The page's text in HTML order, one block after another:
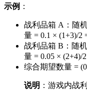
示例 ：
战利品箱 A：随
量 = 0.1 × (1+3)/2
战利品箱 B：随
量 = 0.05 × (2+4)/
综合期望数量 =
说明 ：游戏内战